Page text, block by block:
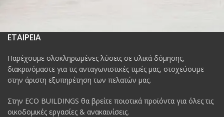
ΕΤΑΙΡΕΙΑ
Παρέχουμε ολοκληρωμένες λύσεις σε υλικά δόμησης,
διακρινόμαστε για τις ανταγωνιστικές τιμές μας, στοχεύουμε
στην άριστη εξυπηρέτηση των πελατών μας.
Στην ECO BUILDINGS θα βρείτε ποιοτικά προϊόντα για όλες τις
οικοδομικές εργασίες & ανακαινίσεις.